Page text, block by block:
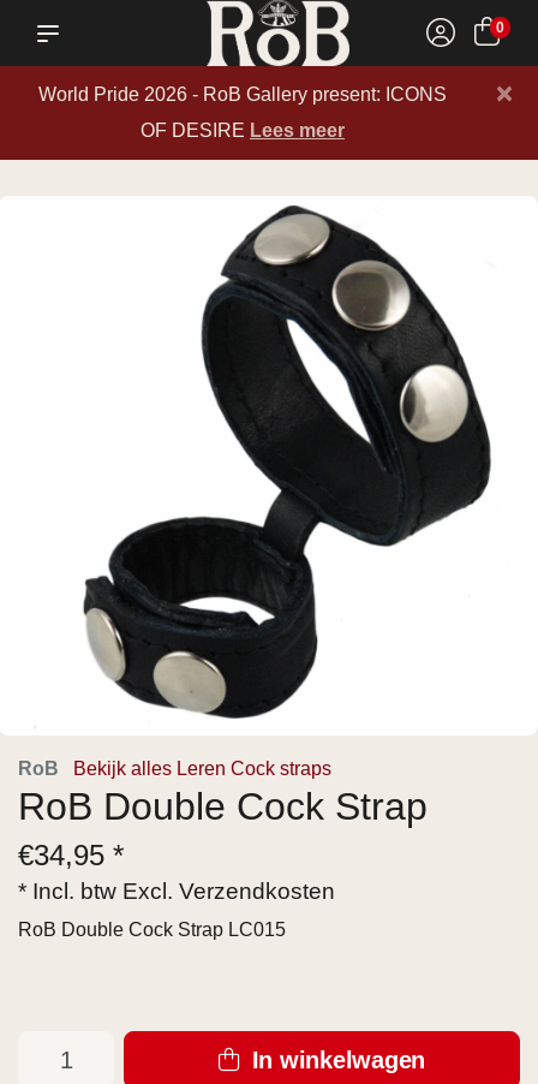
0
World Pride 2026 - RoB Gallery present: ICONS
OF DESIRE Lees meer
×
RoB Bekijk alles Leren Cock straps
RoB Double Cock Strap
€34,95 *
* Incl. btw Excl. Verzendkosten
RoB Double Cock Strap LC015
In winkelwagen